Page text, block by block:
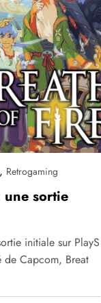
, Retrogaming
une sortie
initiale sur PlayS
de Capcom, Breat